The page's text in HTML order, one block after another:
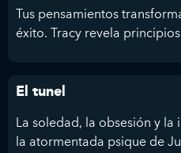
Tus pensamientos
éxito. Tracy revela
El tunel
La soledad, la obsesión y
la atormentada psique de